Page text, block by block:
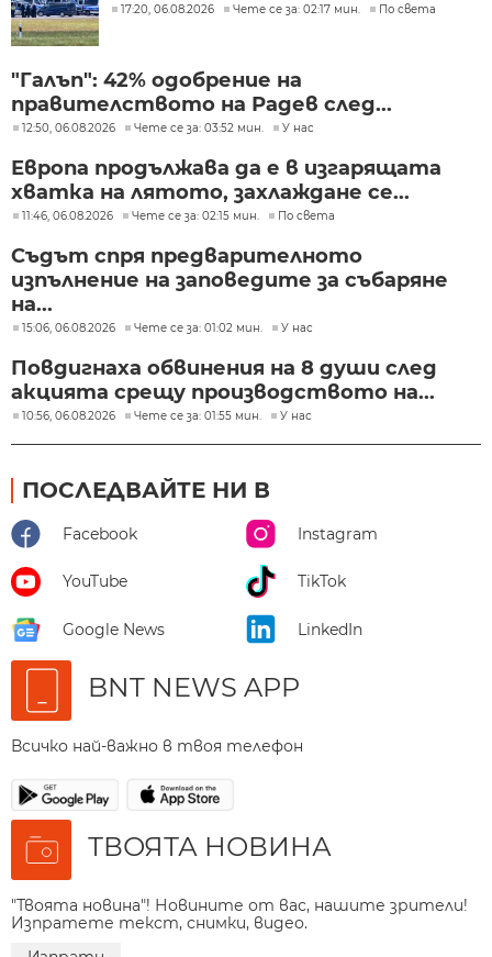
17:20, 06.08.2026 Чете се за: 02:17 мин. По света
"Галъп": 42% одобрение на
правителството на Радев след...
12:50, 06.08.2026 Чете се за: 03:52 мин. У нас
Европа продължава да е в изгарящата
хватка на лятото, захлаждане се...
11:46, 06.08.2026 Чете се за: 02:15 мин. По света
Съдът спря предварителното
изпълнение на заповедите за събаряне
на...
15:06, 06.08.2026 Чете се за: 01:02 мин. У нас
Повдигнаха обвинения на 8 души след
акцията срещу производството на...
10:56, 06.08.2026 Чете се за: 01:55 мин. У нас
ПОСЛЕДВАЙТЕ НИ В
Facebook Instagram
YouTube TikTok
Google News LinkedIn
BNT NEWS APP
Всичко най-важно в твоя телефон
ТВОЯТА НОВИНА
"Твоята новина"! Новините от вас, нашите зрители!
Изпратете текст, снимки, видео.